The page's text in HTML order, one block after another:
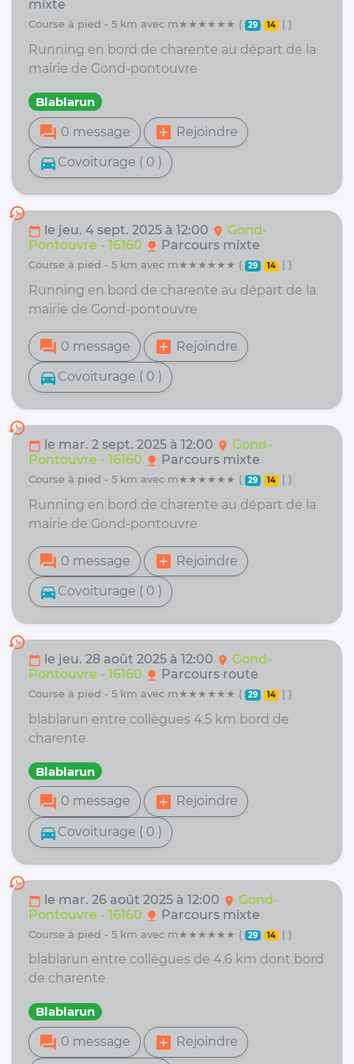
mixte
course à pied - 5 km avec m★★★★★★ ( 29 14 | )
Running en bord de charente au départ de la
mairie de Gond-pontouvre
Blablarun
forum 0 message add_box Rejoindre
directions_car Covoiturage ( 0 )
history
calendar_today le jeu. 4 sept. 2025 à 12:00 location_on Gond-
Pontouvre - 16160 nature Parcours mixte
course à pied - 5 km avec m★★★★★★ ( 29 14 | )
Running en bord de charente au départ de la
mairie de Gond-pontouvre
forum 0 message add_box Rejoindre
directions_car Covoiturage ( 0 )
history
calendar_today le mar. 2 sept. 2025 à 12:00 location_on Gond-
Pontouvre - 16160 nature Parcours mixte
course à pied - 5 km avec m★★★★★★ ( 29 14 | )
Running en bord de charente au départ de la
mairie de Gond-pontouvre
forum 0 message add_box Rejoindre
directions_car Covoiturage ( 0 )
history
calendar_today le jeu. 28 août 2025 à 12:00 location_on Gond-
Pontouvre - 16160 nature Parcours route
course à pied - 5 km avec m★★★★★★ ( 29 14 | )
blablarun entre collègues 4.5 km bord de
charente
Blablarun
forum 0 message add_box Rejoindre
directions_car Covoiturage ( 0 )
history
calendar_today le mar. 26 août 2025 à 12:00 location_on Gond-
Pontouvre - 16160 nature Parcours mixte
course à pied - 5 km avec m★★★★★★ ( 29 14 | )
blablarun entre collègues de 4.6 km dont bord
de charente
Blablarun
forum 0 message add_box Rejoindre